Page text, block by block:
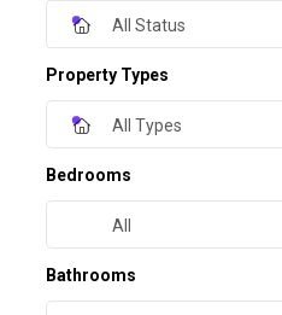
All Status
Property Types
All Types
Bedrooms
All
Bathrooms